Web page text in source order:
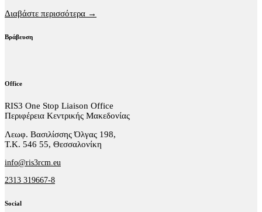
Διαβάστε περισσότερα →
Βράβευση
Office
RIS3 One Stop Liaison Office
Περιφέρεια Κεντρικής Μακεδονίας
Λεωφ. Βασιλίσσης Όλγας 198,
Τ.Κ. 546 55, Θεσσαλονίκη
info@ris3rcm.eu
2313 319667-8
Social